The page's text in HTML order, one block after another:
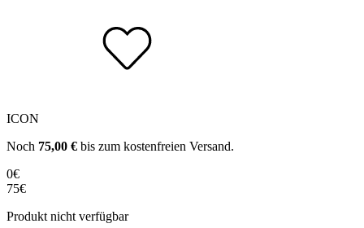
ICON
Noch 75,00 € bis zum kostenfreien Versand.
0€
75€
Produkt nicht verfügbar